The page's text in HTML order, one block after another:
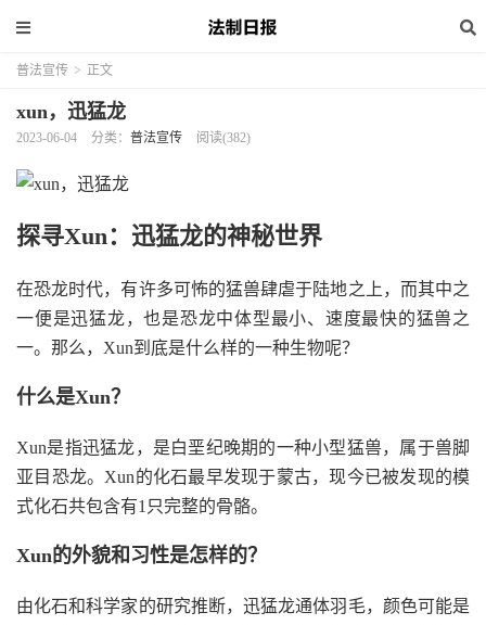
普法宣传 > 正文
xun，迅猛龙
2023-06-04 分类： 普法宣传 阅读(382)
探寻Xun：迅猛龙的神秘世界
在恐龙时代，有许多可怖的猛兽肆虐于陆地之上，而其中之
一便是迅猛龙，也是恐龙中体型最小、速度最快的猛兽之
一。那么，Xun到底是什么样的一种生物呢？
什么是Xun？
Xun是指迅猛龙，是白垩纪晚期的一种小型猛兽，属于兽脚
亚目恐龙。Xun的化石最早发现于蒙古，现今已被发现的模
式化石共包含有1只完整的骨骼。
Xun的外貌和习性是怎样的？
由化石和科学家的研究推断，迅猛龙通体羽毛，颜色可能是